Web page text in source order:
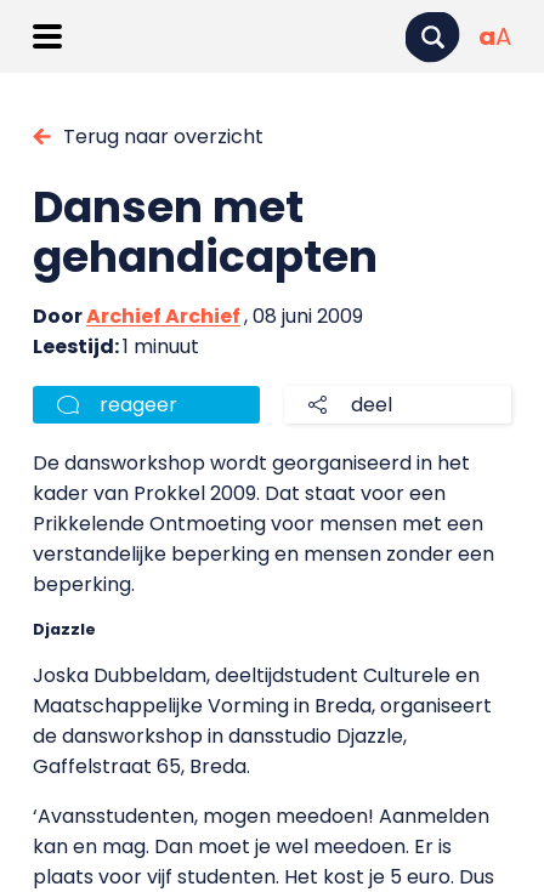
aA
Terug naar overzicht
Dansen met
gehandicapten
DoorArchief Archief, 08 juni 2009
Leestijd:1 minuut
reageer deel
De dansworkshop wordt georganiseerd in het
kader van Prokkel 2009. Dat staat voor een
Prikkelende Ontmoeting voor mensen met een
verstandelijke beperking en mensen zonder een
beperking.
Djazzle
Joska Dubbeldam, deeltijdstudent Culturele en
Maatschappelijke Vorming in Breda, organiseert
de dansworkshop in dansstudio Djazzle,
Gaffelstraat 65, Breda.
‘Avansstudenten, mogen meedoen! Aanmelden
kan en mag. Dan moet je wel meedoen. Er is
plaats voor vijf studenten. Het kost je 5 euro. Dus